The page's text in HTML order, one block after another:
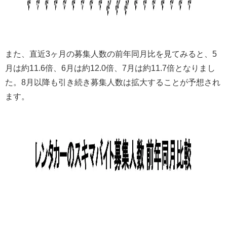
また、直近3ヶ月の募集人数の前年同月比を見てみると、5
月は約11.6倍、6月は約12.0倍、7月は約11.7倍となりまし
た。8月以降も引き続き募集人数は拡大することが予想され
ます。